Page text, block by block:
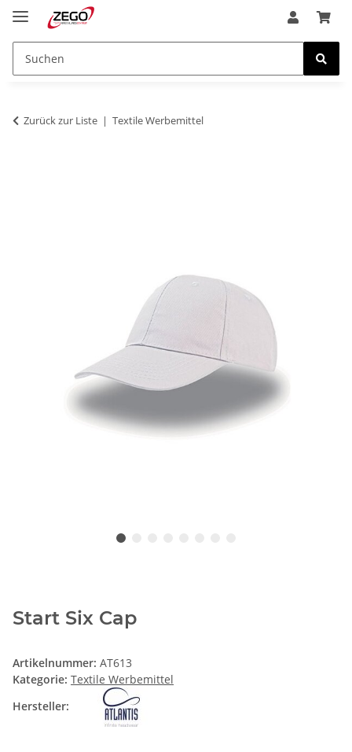
Zurück zur Liste Textile Werbemittel
Start Six Cap
Artikelnummer: AT613
Kategorie: Textile Werbemittel
Hersteller: